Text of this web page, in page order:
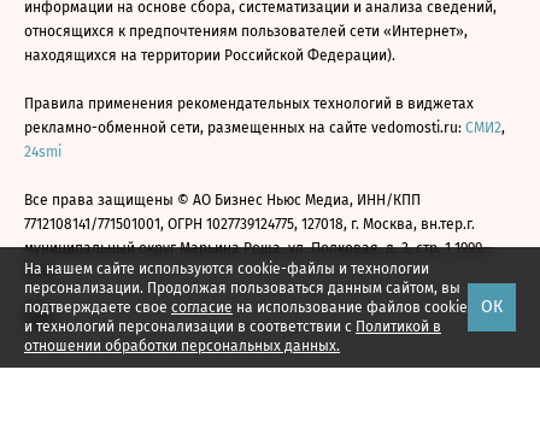
На нашем сайте используются cookie-файлы и технологии
персонализации. Продолжая пользоваться данным сайтом, вы
подтверждаете свое согласие на использование файлов cookie
и технологий персонализации в соответствии с Политикой в
отношении обработки персональных данных.
ОК
информации на основе сбора, систематизации и анализа сведений,
относящихся к предпочтениям пользователей сети «Интернет»,
находящихся на территории Российской Федерации).
Правила применения рекомендательных технологий в виджетах
рекламно-обменной сети, размещенных на сайте vedomosti.ru: СМИ2,
24smi
Все права защищены © АО Бизнес Ньюс Медиа, ИНН/КПП
7712108141/771501001, ОГРН 1027739124775, 127018, г. Москва, вн.тер.г.
муниципальный округ Марьина Роща, ул. Полковая, д. 3, стр. 1 1999—
2026